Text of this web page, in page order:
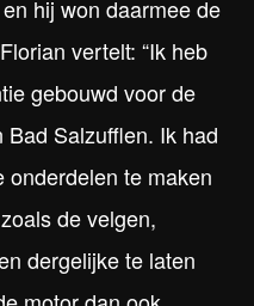
hij won daarmee de
vertelt: “Ik heb
gebouwd voor de
Salzufflen. Ik had
onderdelen te maken
de velgen,
dergelijke te laten